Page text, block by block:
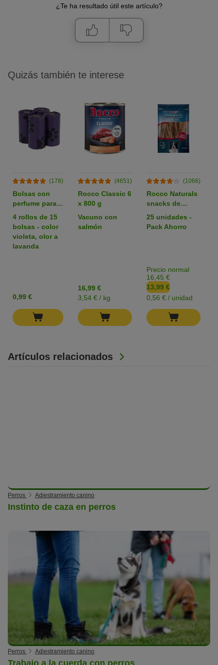
¿Te ha resultado útil este artículo?
Artículos relacionados
Perros Adiestramiento canino
Instinto de caza en perros
Perros Adiestramiento canino
Trabajo a la cuerda con perros
Quizás también te interese
(178)
Bolsas con
perfume para
heces
4 rollos de 15
bolsas - color
violeta, olor a
lavanda
0,99 €
(4651)
Rocco Classic 6
x 800 g
Vacuno con
salmón
16,99 €
3,54 € / kg
(1066)
Rocco Naturals
snacks de
nervio de buey
para perros
25 unidades -
Pack Ahorro
Precio normal
16,45 €
13,99 €
0,56 € / unidad